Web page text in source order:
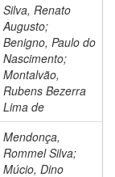
Silva, Renato
Augusto;
Benigno, Paulo do
Nascimento;
Montalvão,
Rubens Bezerra
Lima de
Mendonça,
Rommel Silva;
Múcio, Dino